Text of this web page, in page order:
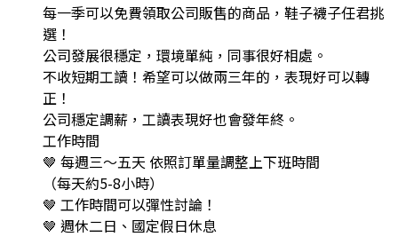
每一季可以免費領取公司販售的商品，鞋子襪子任君挑
選！
公司發展很穩定，環境單純，同事很好相處。
不收短期工讀！希望可以做兩三年的，表現好可以轉
正！
公司穩定調薪，工讀表現好也會發年終。
工作時間
🤎 每週三～五天 依照訂單量調整上下班時間
（每天約5-8小時）
🤎 工作時間可以彈性討論！
🤎 週休二日、國定假日休息